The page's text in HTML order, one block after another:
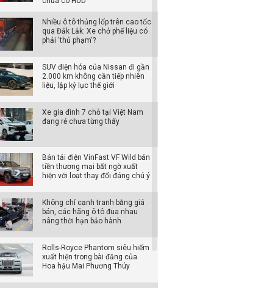
Nhiều ô tô thủng lốp trên cao tốc
qua Đắk Lắk: Xe chở phế liệu có
phải 'thủ phạm'?
SUV điện hóa của Nissan đi gần
2.000 km không cần tiếp nhiên
liệu, lập kỷ lục thế giới
Xe gia đình 7 chỗ tại Việt Nam
đang rẻ chưa từng thấy
Bán tải điện VinFast VF Wild bản
tiền thương mại bất ngờ xuất
hiện với loạt thay đổi đáng chú ý
Không chỉ cạnh tranh bằng giá
bán, các hãng ô tô đua nhau
nâng thời hạn bảo hành
Rolls-Royce Phantom siêu hiếm
xuất hiện trong bài đăng của
Hoa hậu Mai Phương Thúy